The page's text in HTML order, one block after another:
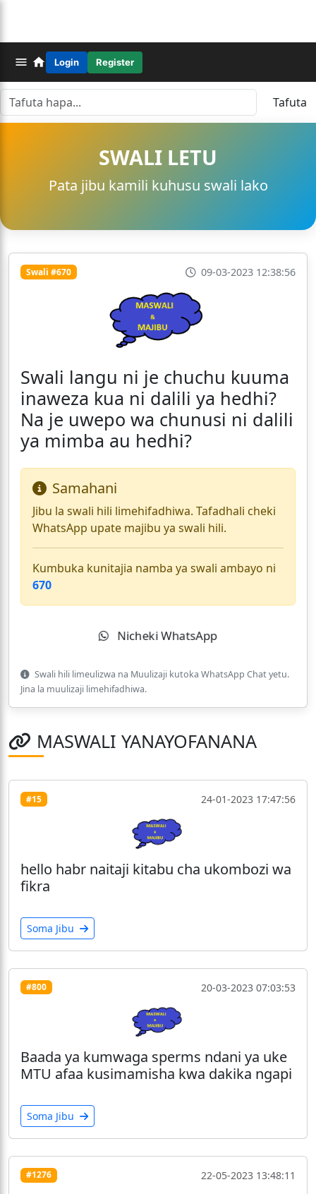
Login Register
Tafuta
SWALI LETU
Pata jibu kamili kuhusu swali lako
Swali #670 09-03-2023 12:38:56
Swali langu ni je chuchu kuuma
inaweza kua ni dalili ya hedhi?
Na je uwepo wa chunusi ni dalili
ya mimba au hedhi?
Samahani
Jibu la swali hili limehifadhiwa. Tafadhali cheki
WhatsApp upate majibu ya swali hili.
Kumbuka kunitajia namba ya swali ambayo ni
670
Nicheki WhatsApp
Swali hili limeulizwa na Muulizaji kutoka WhatsApp Chat yetu.
Jina la muulizaji limehifadhiwa.
MASWALI YANAYOFANANA
#15 24-01-2023 17:47:56
hello habr naitaji kitabu cha ukombozi wa
fikra
Soma Jibu
#800 20-03-2023 07:03:53
Baada ya kumwaga sperms ndani ya uke
MTU afaa kusimamisha kwa dakika ngapi
Soma Jibu
#1276 22-05-2023 13:48:11